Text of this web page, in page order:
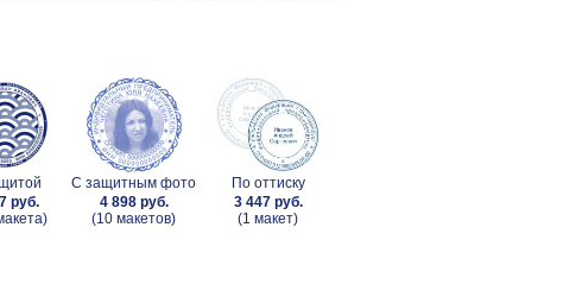
руб.
С защитным фото
4 898 руб.
(10 макетов)
По оттиску
3 447 руб.
(1 макет)